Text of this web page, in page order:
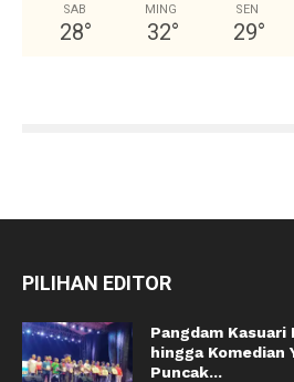
SAB
28°
MING
32°
SEN
29°
PILIHAN EDITOR
Pangdam
hingga Komedian
Puncak...